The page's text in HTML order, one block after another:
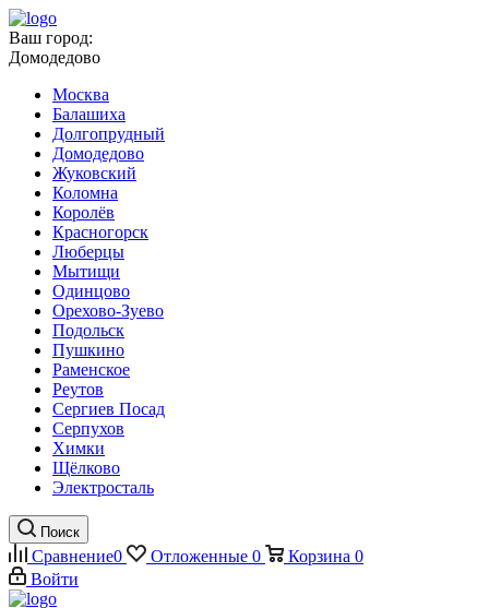
Ваш город:
Домодедово
Москва
Балашиха
Долгопрудный
Домодедово
Жуковский
Коломна
Королёв
Красногорск
Люберцы
Мытищи
Одинцово
Орехово-Зуево
Подольск
Пушкино
Раменское
Реутов
Сергиев Посад
Серпухов
Химки
Щёлково
Электросталь
Поиск
Сравнение0 Отложенные 0 Корзина 0
Войти